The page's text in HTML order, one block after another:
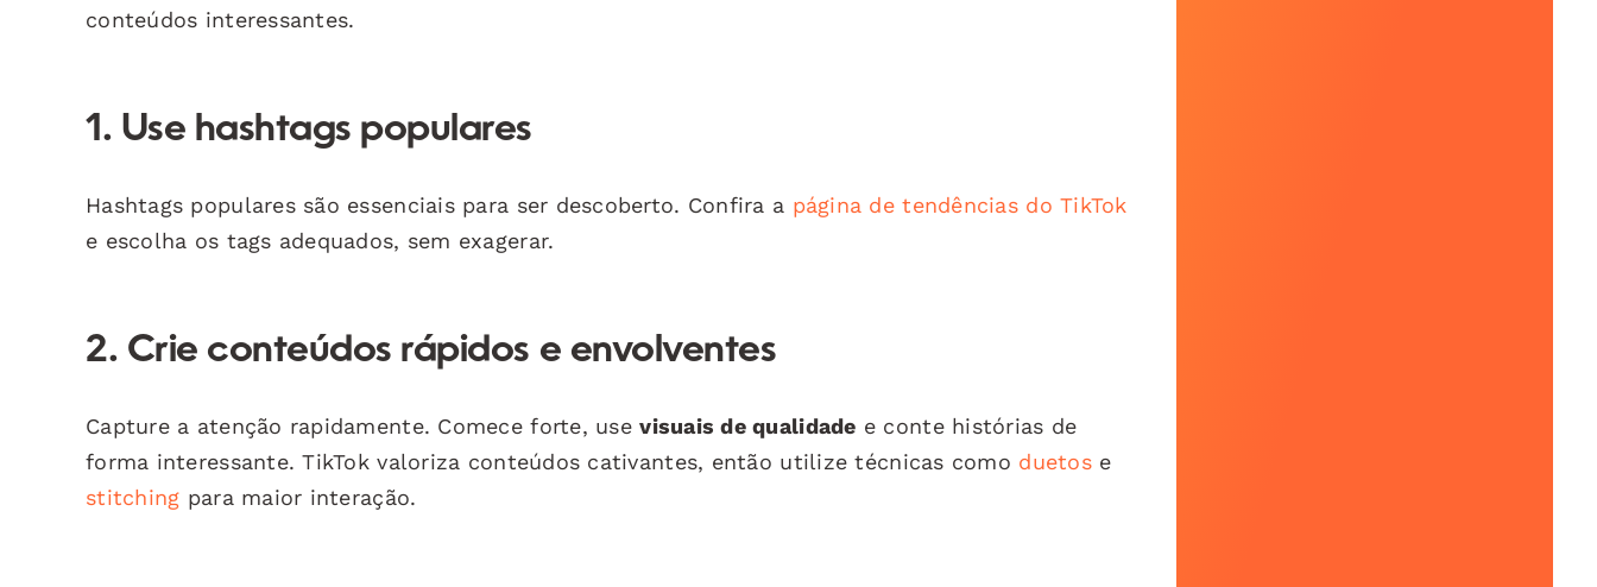
conteúdos interessantes.
1. Use hashtags populares
Hashtags populares são essenciais para ser descoberto. Confira a página de tendências do TikTok
e escolha os tags adequados, sem exagerar.
2. Crie conteúdos rápidos e envolventes
Capture a atenção rapidamente. Comece forte, usevisuais de qualidade e conte histórias de
forma interessante. TikTok valoriza conteúdos cativantes, então utilize técnicas como duetose
stitching para maior interação.